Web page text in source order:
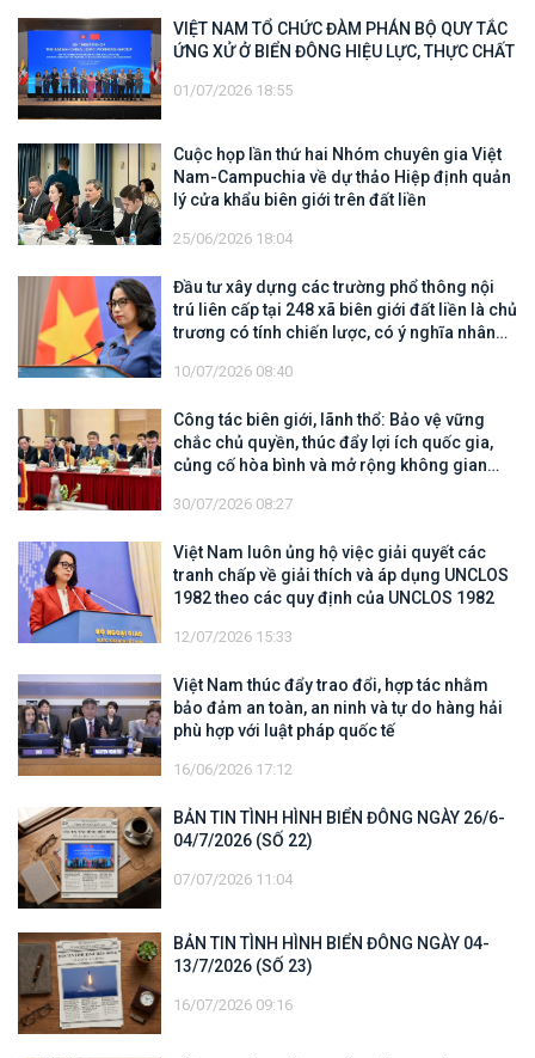
VIỆT NAM TỔ CHỨC ĐÀM PHÁN BỘ QUY TẮC
ỨNG XỬ Ở BIỂN ĐÔNG HIỆU LỰC, THỰC CHẤT
01/07/2026 18:55
Cuộc họp lần thứ hai Nhóm chuyên gia Việt
Nam-Campuchia về dự thảo Hiệp định quản
lý cửa khẩu biên giới trên đất liền
25/06/2026 18:04
Đầu tư xây dựng các trường phổ thông nội
trú liên cấp tại 248 xã biên giới đất liền là chủ
trương có tính chiến lược, có ý nghĩa nhân
10/07/2026 08:40
Công tác biên giới, lãnh thổ: Bảo vệ vững
chắc chủ quyền, thúc đẩy lợi ích quốc gia,
củng cố hòa bình và mở rộng không gian
30/07/2026 08:27
Việt Nam luôn ủng hộ việc giải quyết các
tranh chấp về giải thích và áp dụng UNCLOS
1982 theo các quy định của UNCLOS 1982
12/07/2026 15:33
Việt Nam thúc đẩy trao đổi, hợp tác nhằm
bảo đảm an toàn, an ninh và tự do hàng hải
phù hợp với luật pháp quốc tế
16/06/2026 17:12
BẢN TIN TÌNH HÌNH BIỂN ĐÔNG NGÀY 26/6-
04/7/2026 (SỐ 22)
07/07/2026 11:04
BẢN TIN TÌNH HÌNH BIỂN ĐÔNG NGÀY 04-
13/7/2026 (SỐ 23)
16/07/2026 09:16